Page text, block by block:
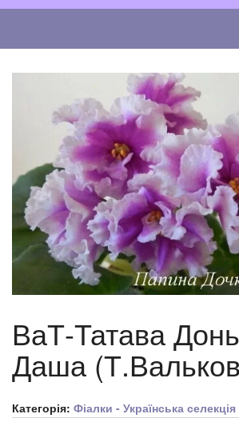
ВаТ-Татава
Даша
Категорія: Фіалки - Українська